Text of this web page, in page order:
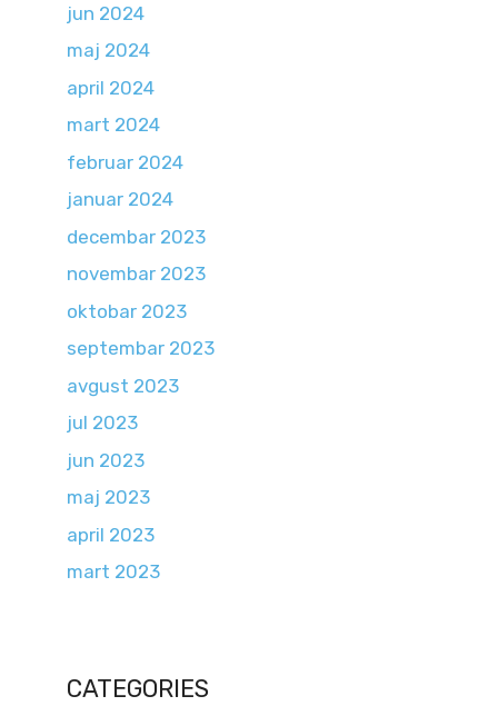
jun 2024
maj 2024
april 2024
mart 2024
februar 2024
januar 2024
decembar 2023
novembar 2023
oktobar 2023
septembar 2023
avgust 2023
jul 2023
jun 2023
maj 2023
april 2023
mart 2023
CATEGORIES